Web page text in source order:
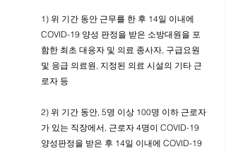
1) 위 기간 동안 근무를 한 후 14일 이내에
COVID-19 양성 판정을 받은 소방대원을 포
함한 최초 대응자 및 의료 종사자, 구급요원
및 응급 의료원, 지정된 의료 시설의 기타 근
로자 등
2) 위 기간 동안, 5명 이상 100명 이하 근로자
가 있는 직장에서, 근로자 4명이 COVID-19
양성판정을 받은 후 14일 이내에 COVID-19